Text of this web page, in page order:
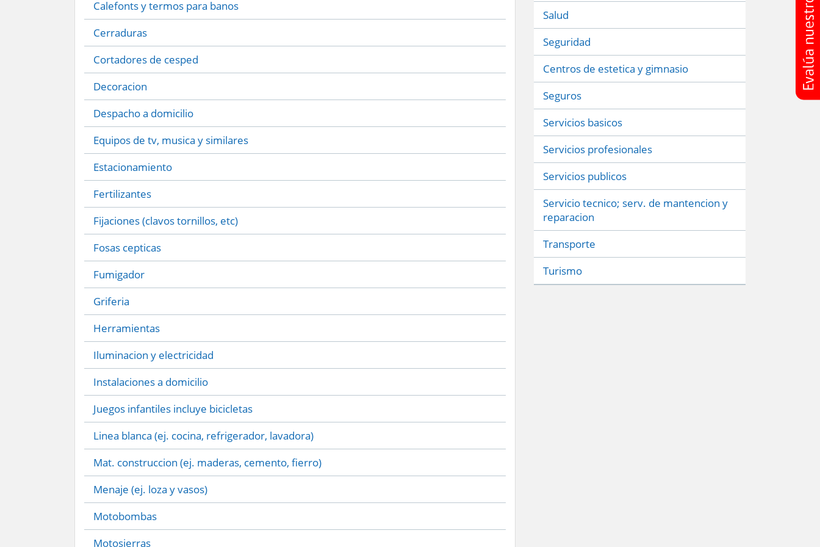
Calefonts y termos para banos
Cerraduras
Cortadores de cesped
Decoracion
Despacho a domicilio
Equipos de tv, musica y similares
Estacionamiento
Fertilizantes
Fijaciones (clavos tornillos, etc)
Fosas cepticas
Fumigador
Griferia
Herramientas
Iluminacion y electricidad
Instalaciones a domicilio
Juegos infantiles incluye bicicletas
Linea blanca (ej. cocina, refrigerador, lavadora)
Mat. construccion (ej. maderas, cemento, fierro)
Menaje (ej. loza y vasos)
Motobombas
Motosierras
Salud
Seguridad
Centros de estetica y gimnasio
Seguros
Servicios basicos
Servicios profesionales
Servicios publicos
Servicio tecnico; serv. de mantencion y
reparacion
Transporte
Turismo